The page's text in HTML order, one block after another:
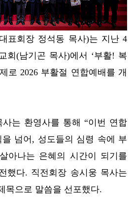
표회장 정석동 목사)는 지난 4
회(남기곤 목사)에서 ‘부활! 복
로 2026 부활절 연합예배를 개
는 환영사를 통해 “이번 연합
넘어, 성도들의 심령 속에 부
아나는 은혜의 시간이 되기를
했다. 직전회장 송시웅 목사는
목으로 말씀을 선포했다.